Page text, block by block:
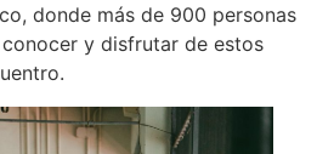
donde más de 900 personas
y disfrutar de estos